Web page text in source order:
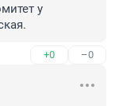
у
+0 –0